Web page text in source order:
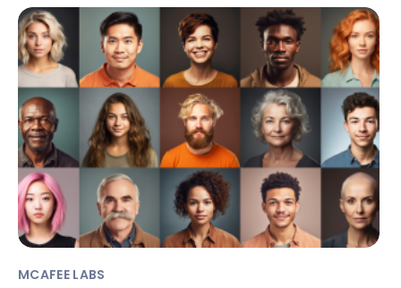
MCAFEE LABS